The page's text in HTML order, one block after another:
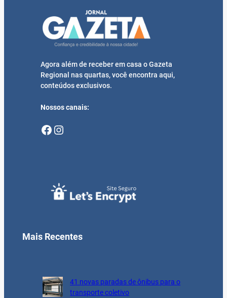
Agora além de receber em casa o Gazeta
Regional nas quartas, você encontra aqui,
conteúdos exclusivos.
Nossos canais:
Facebook Instagram
Mais Recentes
41 novas paradas de ônibus para o
transporte coletivo